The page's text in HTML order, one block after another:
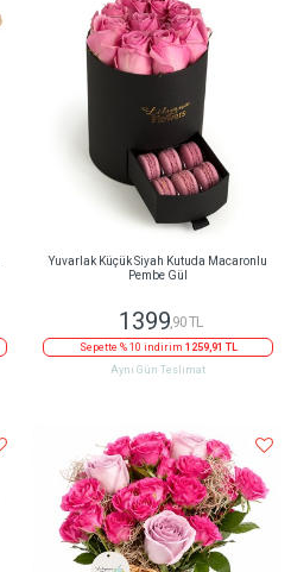
Yuvarlak Küçük Siyah Kutuda Macaronlu
Pembe Gül
1399,90 TL
Sepette % 10 indirim 1259,91 TL
Aynı Gün Teslimat